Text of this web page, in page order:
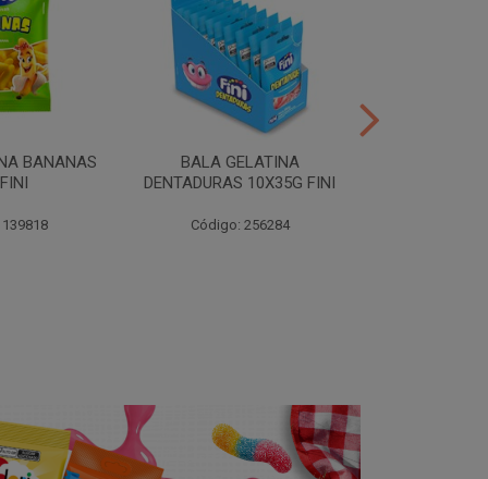
BANANAS
BALA GELATINA
DENTADURAS 10X35G FINI
Código: 256284